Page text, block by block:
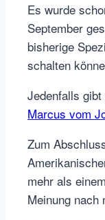
Es wurde
September
bisherige
schalten
Jedenfalls
Marcus vom
Zum
mehr als
Meinung nach